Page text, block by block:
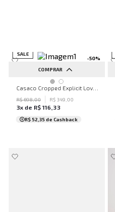
SALE
-50%
COMPRAR
PP P M G
R$698,00 R$ 349 00
3x de R$ 116,33
R$ 52,35 de Cashback